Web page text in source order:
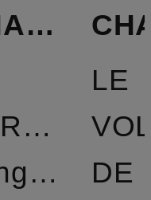
CHANEL
VERNIS
Langanhaltend
LE
DE